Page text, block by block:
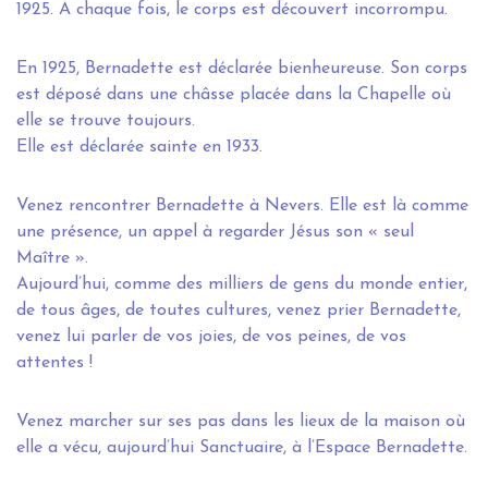
1925. A chaque fois, le corps est découvert incorrompu.
En 1925, Bernadette est déclarée bienheureuse. Son corps
est déposé dans une châsse placée dans la Chapelle où
elle se trouve toujours.
Elle est déclarée sainte en 1933.
Venez rencontrer Bernadette à Nevers. Elle est là comme
une présence, un appel à regarder Jésus son « seul
Maître ».
Aujourd’hui, comme des milliers de gens du monde entier,
de tous âges, de toutes cultures, venez prier Bernadette,
venez lui parler de vos joies, de vos peines, de vos
attentes !
Venez marcher sur ses pas dans les lieux de la maison où
elle a vécu, aujourd’hui Sanctuaire, à l’Espace Bernadette.